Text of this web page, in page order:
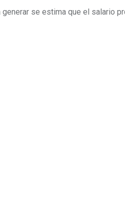
se estima que el salario